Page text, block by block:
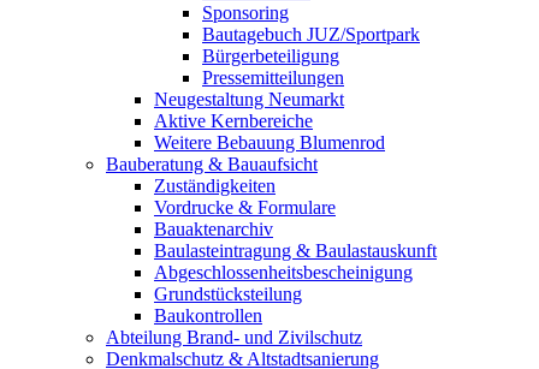
Sponsoring
Bautagebuch JUZ/Sportpark
Bürgerbeteiligung
Pressemitteilungen
Neugestaltung Neumarkt
Aktive Kernbereiche
Weitere Bebauung Blumenrod
Bauberatung & Bauaufsicht
Zuständigkeiten
Vordrucke & Formulare
Bauaktenarchiv
Baulasteintragung & Baulastauskunft
Abgeschlossenheitsbescheinigung
Grundstücksteilung
Baukontrollen
Abteilung Brand- und Zivilschutz
Denkmalschutz & Altstadtsanierung